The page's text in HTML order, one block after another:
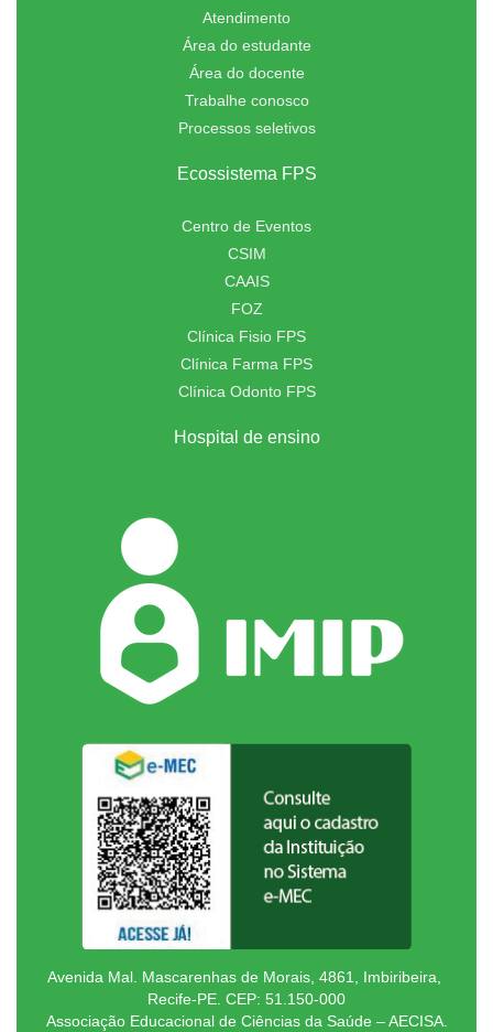
Atendimento
Área do estudante
Área do docente
Trabalhe conosco
Processos seletivos
Ecossistema FPS
Centro de Eventos
CSIM
CAAIS
FOZ
Clínica Fisio FPS
Clínica Farma FPS
Clínica Odonto FPS
Hospital de ensino
Avenida Mal. Mascarenhas de Morais, 4861, Imbiribeira,
Recife-PE. CEP: 51.150-000
Associação Educacional de Ciências da Saúde – AECISA.